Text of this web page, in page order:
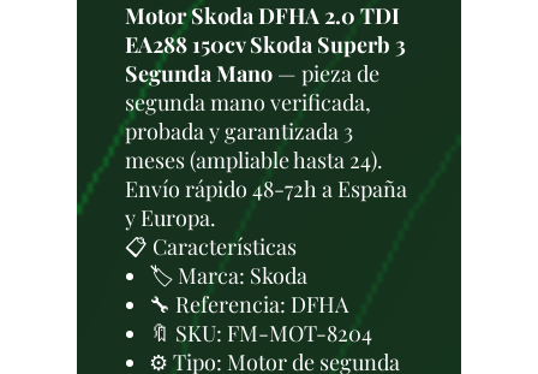
Motor Skoda DFHA 2.0 TDI
EA288 150cv Skoda Superb 3
Segunda Mano — pieza de
segunda mano verificada,
probada y garantizada 3
meses (ampliable hasta 24).
Envío rápido 48-72h a España
y Europa.
📋 Características
🏷️ Marca: Skoda
🔧 Referencia: DFHA
🔖 SKU: FM-MOT-8204
⚙️ Tipo: Motor de segunda